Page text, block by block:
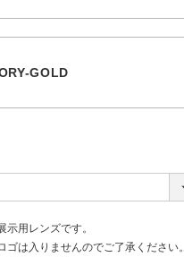
用レンズです。
は入りませんのでご了承ください。
GOLD